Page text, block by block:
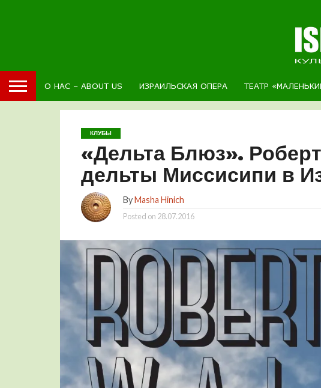
О НАС – ABOUT US ИЗРАИЛЬСКАЯ ОПЕРА ТЕАТР
КЛУБЫ
«Дельта Блюз».
дельты Миссисипи в
ByMasha Hinich
Posted on 28.07.2016